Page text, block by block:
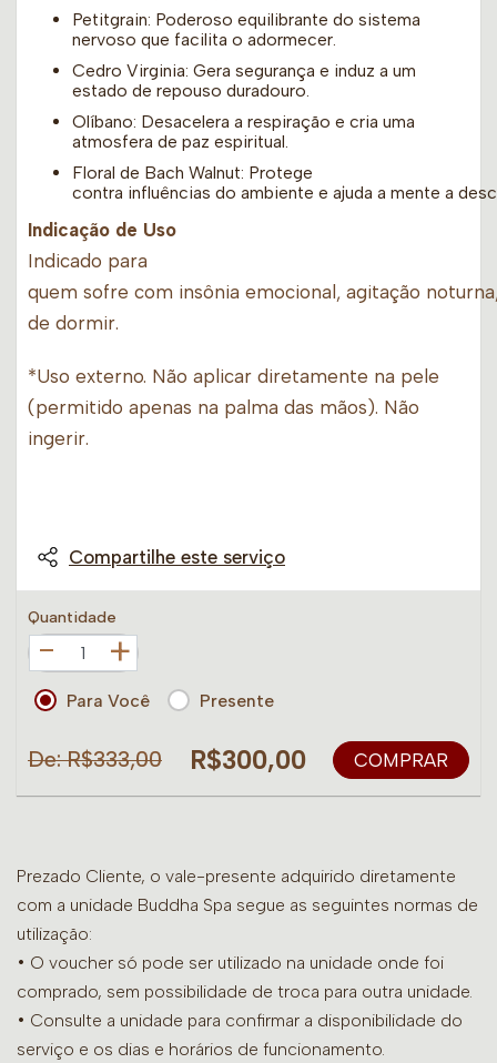
Petitgrain: Poderoso equilibrante do sistema
nervoso que facilita o adormecer.
Cedro Virginia: Gera segurança e induz a um
estado de repouso duradouro.
Olíbano: Desacelera a respiração e cria uma
atmosfera de paz espiritual.
Floral de Bach Walnut: Protege
contra influências do ambiente e ajuda a mente a
Indicação de Uso
Indicado para
quem sofre com insônia emocional, agitação
de dormir.
*Uso externo. Não aplicar diretamente na pele
(permitido apenas na palma das mãos). Não
ingerir.
Compartilhe este serviço
Quantidade
+
Para Você Presente
De: R$333,00 R$300,00 COMPRAR
Prezado Cliente, o vale-presente adquirido diretamente
com a unidade Buddha Spa segue as seguintes normas de
utilização:
• O voucher só pode ser utilizado na unidade onde foi
comprado, sem possibilidade de troca para outra unidade.
• Consulte a unidade para confirmar a disponibilidade do
serviço e os dias e horários de funcionamento.